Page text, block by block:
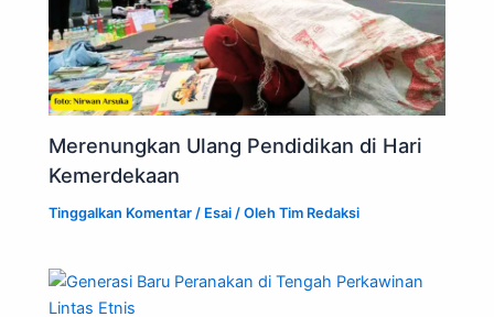
Merenungkan Ulang Pendidikan di Hari
Kemerdekaan
Tinggalkan Komentar / Esai / OlehTim Redaksi